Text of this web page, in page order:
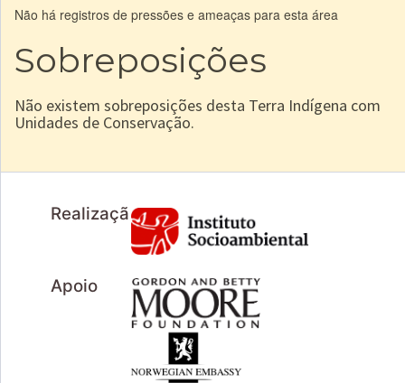
Não há registros de pressões e ameaças para esta área
Sobreposições
Não existem sobreposições desta Terra Indígena com
Unidades de Conservação.